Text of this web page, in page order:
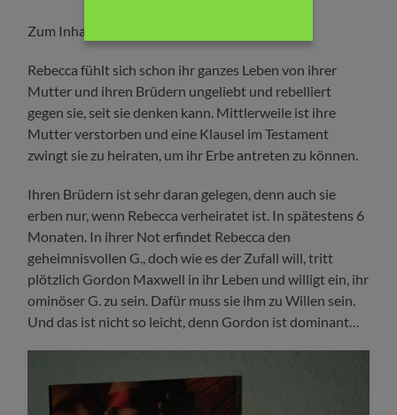
Zum Inhalt:
Rebecca fühlt sich schon ihr ganzes Leben von ihrer
Mutter und ihren Brüdern ungeliebt und rebelliert
gegen sie, seit sie denken kann. Mittlerweile ist ihre
Mutter verstorben und eine Klausel im Testament
zwingt sie zu heiraten, um ihr Erbe antreten zu können.
Ihren Brüdern ist sehr daran gelegen, denn auch sie
erben nur, wenn Rebecca verheiratet ist. In spätestens 6
Monaten. In ihrer Not erfindet Rebecca den
geheimnisvollen G., doch wie es der Zufall will, tritt
plötzlich Gordon Maxwell in ihr Leben und willigt ein, ihr
ominöser G. zu sein. Dafür muss sie ihm zu Willen sein.
Und das ist nicht so leicht, denn Gordon ist dominant…